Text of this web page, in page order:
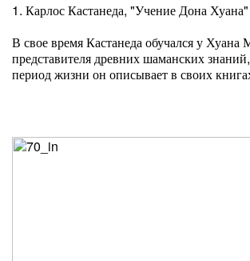
1. Карлос Кастанеда, "Учение Дона Хуана"
В свое время Кастанеда обучался у Хуана
представителя древних шаманских
период жизни он описывает в своих